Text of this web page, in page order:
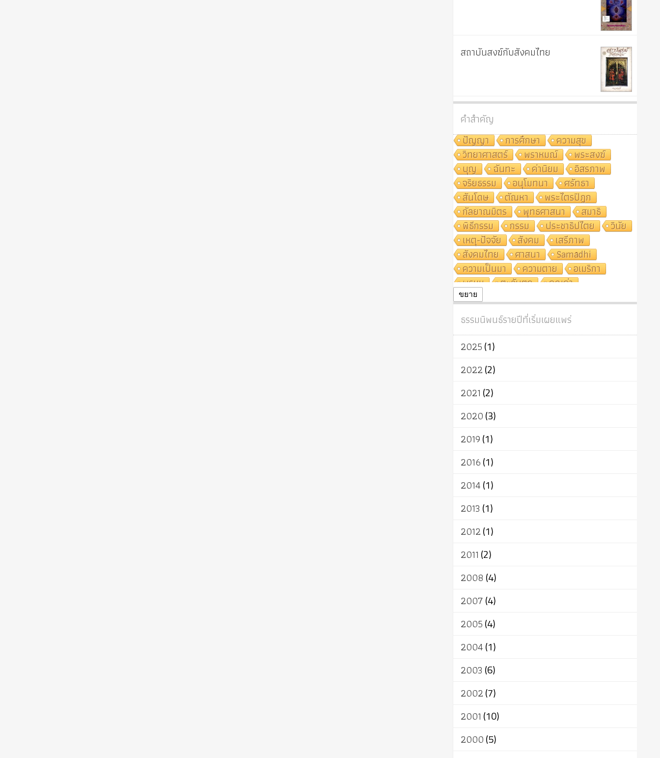
สถาบันสงฆ์กับสังคมไทย
คำสำคัญ
ปัญญา
การศึกษา
ความสุข
วิทยาศาสตร์
พราหมณ์
พระสงฆ์
บุญ
ฉันทะ ค่านิยม
อิสรภาพ
จริยธรรม
อนุโมทนา
ศรัทธา
สันโดษ
ตัณหา
พระไตรปิฎก
กัลยาณมิตร
พุทธศาสนา
สมาธิ
พิธีกรรม
กรรม ประชาธิปไตย
วินัย
เหตุ-ปัจจัย
สังคม
เสรีภาพ
สังคมไทย
ศาสนา
Samādhi
ความเป็นมา
ความตาย
อเมริกา
พรหม
ตะวันตก
คุณค่า
ปฏิจจสมุปบาท
ศาสนาประจำชาติ
ผู้บริโภค
ธรรมาธิปไตย
การแยกรัฐกับศาสนา
ธรรมชาติ
เทคโนโลยี
พุทธบริษัท
วัฒนธรรม
ขยาย
ธรรมนิพนธ์รายปีที่เริ่มเผยแพร่
2025(1)
2022(2)
2021 (2)
2020(3)
2019(1)
2016(1)
2014(1)
2013 (1)
2012(1)
2011 (2)
2008 (4)
2007(4)
2005(4)
2004(1)
2003 (6)
2002(7)
2001 (10)
2000(5)